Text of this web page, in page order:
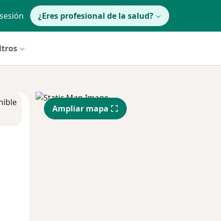
¿Eres profesional de la salud?
Ampliar mapa